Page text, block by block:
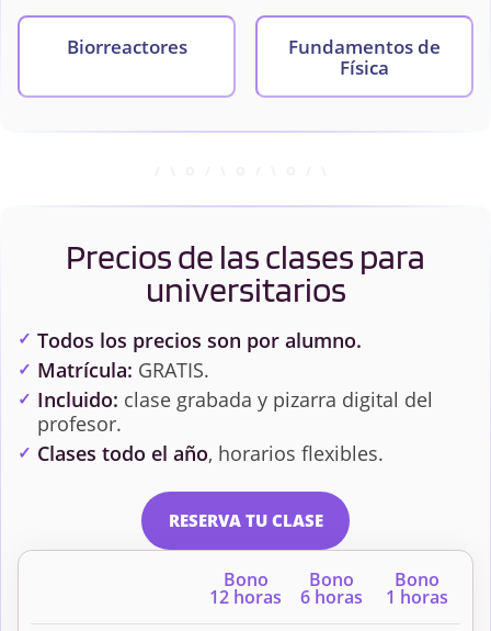
Biorreactores
Fundamentos de
Física
Genética Molecular
Introducción a la
Fisiología
Introducción a la
Programación
Matemáticas
Química e Ingeniería
Química I
Metabolismo
Precios de las clases para
universitarios
Todos los precios son por alumno.
Matrícula: GRATIS.
Incluido: clase grabada y pizarra digital del
profesor.
Clases todo el año, horarios flexibles.
RESERVA TU CLASE
Bono
12 horas
Bono
6 horas
Bono
1 horas